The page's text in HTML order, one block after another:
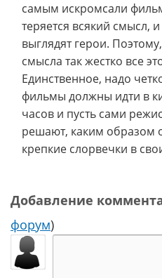
самым искромсали
теряется всякий смысл,
выглядят герои.
смысла так жестко все
Единственное, надо
фильмы должны идти в
часов и пусть сами
решают, каким образом
крепкие слорвечки в
Добавление
форум)